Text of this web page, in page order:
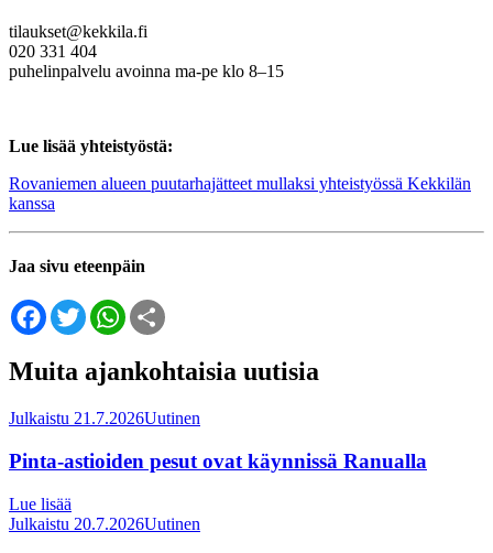
tilaukset@kekkila.fi
020 331 404
puhelinpalvelu avoinna ma-pe klo 8–15
Lue lisää yhteistyöstä:
Rovaniemen alueen puutarhajätteet mullaksi yhteistyössä Kekkilän
kanssa
Jaa sivu eteenpäin
FacebookTwitterWhatsApp
Muita ajankohtaisia uutisia
Julkaistu 21.7.2026Uutinen
Pinta-astioiden pesut ovat käynnissä Ranualla
Lue lisää
Julkaistu 20.7.2026Uutinen